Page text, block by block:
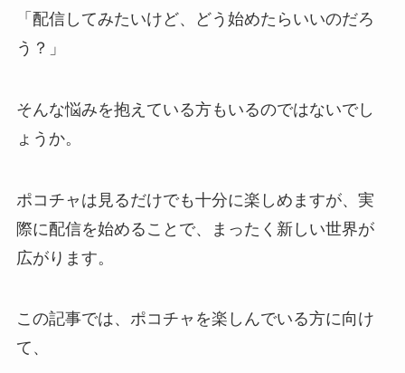
「配信してみたいけど、どう始めたらいいのだろ
う？」
そんな悩みを抱えている方もいるのではないでし
ょうか。
ポコチャは見るだけでも十分に楽しめますが、実
際に配信を始めることで、まったく新しい世界が
広がります。
この記事では、ポコチャを楽しんでいる方に向け
て、